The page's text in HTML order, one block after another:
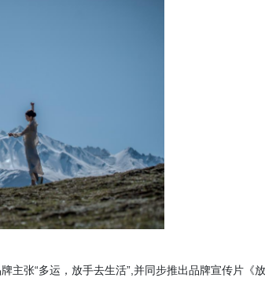
主张“多运，放手去生活”,并同步推出品牌宣传片《放